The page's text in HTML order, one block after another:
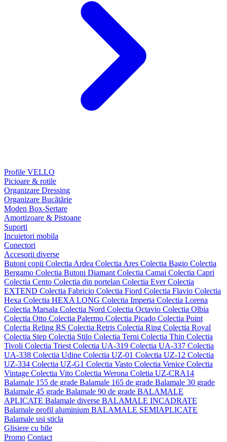
Profile VELLO
Picioare & rotile
Organizare Dressing
Organizare Bucătărie
Moden Box-Sertare
Amortizoare & Pistoane
Suporti
Incuietori mobila
Conectori
Accesorii diverse
Butoni copii Colectia Ardea Colectia Ares Colectia Bagio Colectia
Bergamo Colectia Butoni Diamant Colectia Camai Colectia Capri
Colectia Cento Colectia din portelan Colectia EverColectia
EXTEND Colectia Fabricio Colectia Fiord Colectia Flavio Colectia
Hexa Colectia HEXA LONG Colectia Imperia Colectia Lorena
Colectia Marsala Colectia Nord Colectia Octavio Colectia Olbia
Colectia Otto Colectia Palermo Colectia Picado Colectia Point
Colectia Reling RS Colectia Retris Colectia Ring Colectia Royal
Colectia Step Colectia Stilo Colectia Terni Colectia Thin Colectia
Tivoli Colectia Triest Colectia UA-319 Colectia UA-337 Colectia
UA-338 Colectia Udine Colectia UZ-01 Colectia UZ-12 Colectia
UZ-334 Colectia UZ-G1 Colectia Vasto Colectia Venice Colectia
Vintage Colectia Vito Colectia Werona Coletia UZ-CRA14
Balamale 155 de grade Balamale 165 de grade Balamale 30 grade
Balamale 45 grade Balamale 90 de grade BALAMALE
APLICATE Balamale diverse BALAMALE INCADRATE
Balamale profil aluminium BALAMALE SEMIAPLICATE
Balamale usi sticla
Glisiere cu bile
Promo Contact